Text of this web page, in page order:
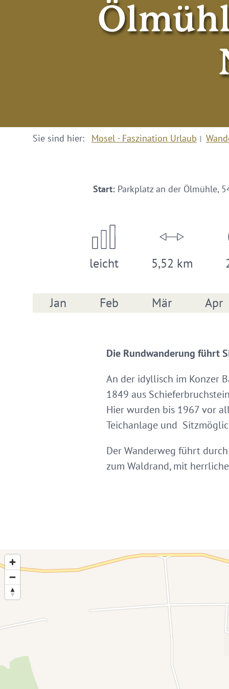
Sie sind hier: Mosel - Faszination Urlaub
Start:Parkplatz an der Ölmühle,
leicht 5,52 km
Jan Feb Mär Apr
Die Rundwanderung führt
An der idyllisch im Konzer
1849 aus
Hier wurden bis 1967 vor
Teichanlage und
Der Wanderweg führt
zum Waldrand, mit